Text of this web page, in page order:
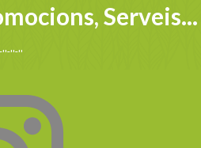
Serveis...